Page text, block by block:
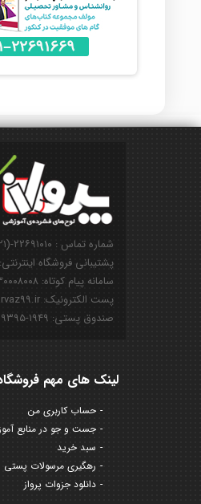
شماره تماس : ۲۲۶۹۱۰۱۰-(۰۲۱)
پشتیبانی فروشگاه اینترنتی: ۰۹۱۲۸۵۰۱۱۲۵
سامانه پیام کوتاه: ۳۰۰۰۸۰۰۸
پست الکترونیک: info@parvaz99.ir
صندوق پستی: ۱۹۴۹-۱۹۳۹۵
لینک های مهم
حساب کاربری من
جست و جو در منابع
سبد خرید
رهگیری مرسولات پستی
دانلود جزوات پرواز